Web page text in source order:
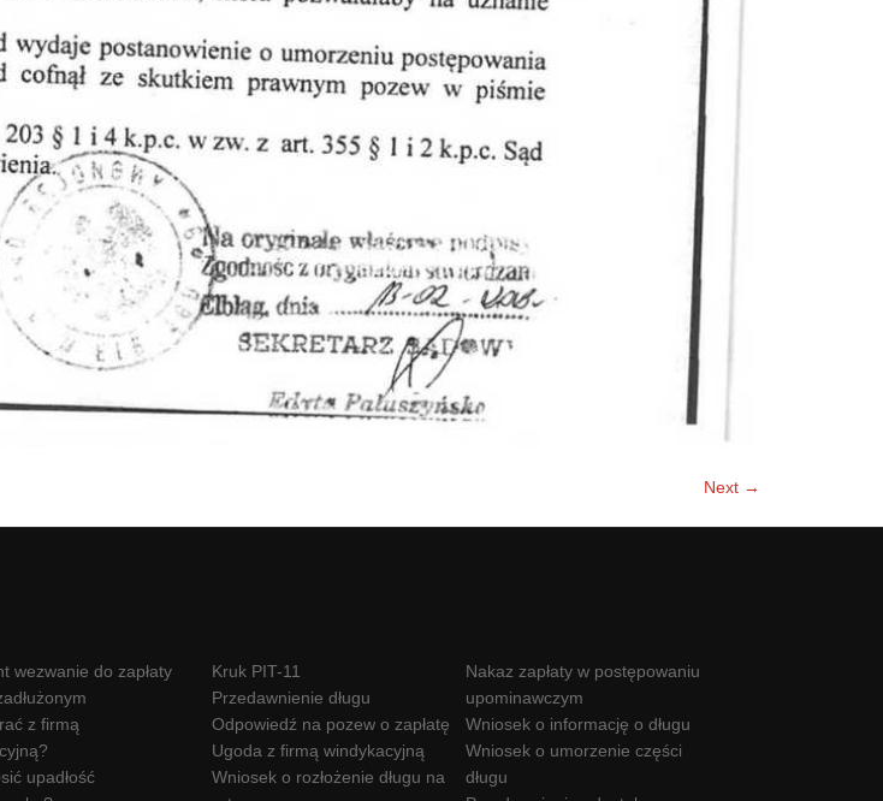
Next →
wezwanie do zapłaty
z firmą
upadłość
Kruk PIT-11
Przedawnienie długu
Odpowiedź na pozew o zapłatę
Ugoda z firmą windykacyjną
Wniosek o rozłożenie długu na
Nakaz zapłaty w postępowaniu
upominawczym
Wniosek o informację o długu
Wniosek o umorzenie części
długu